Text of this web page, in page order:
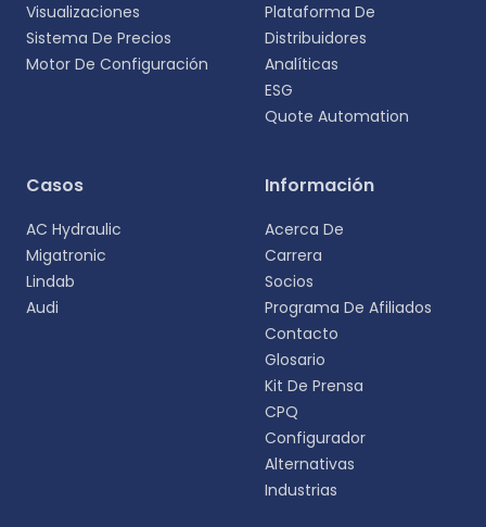
Selecciona tu idioma
más personalizada.
Visualizaciones
Sistema De Precios
Motor De Configuración
Plataforma De
Distribuidores
Analíticas
ESG
Quote Automation
Casos
AC Hydraulic
Migatronic
Lindab
Audi
Información
Acerca De
Carrera
Socios
Programa De Afiliados
Contacto
Glosario
Kit De Prensa
CPQ
Configurador
Alternativas
Industrias